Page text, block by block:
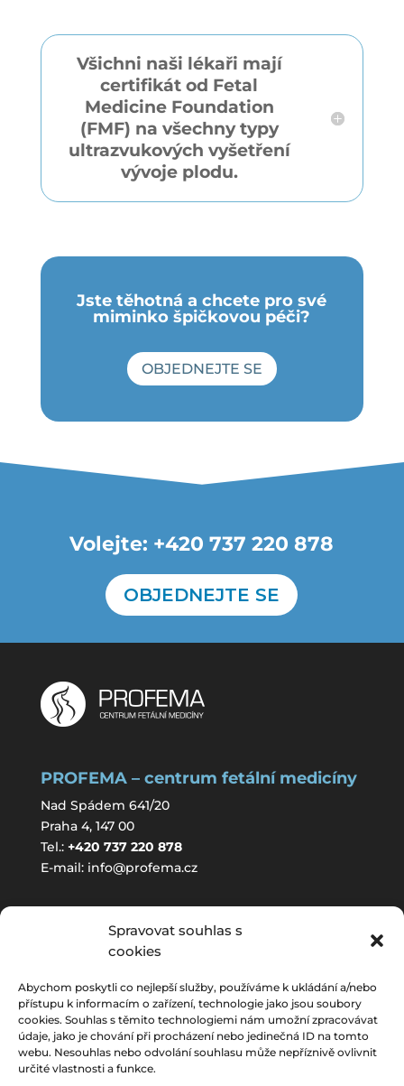
Spravovat souhlas s
cookies
Abychom poskytli co nejlepší služby, používáme k ukládání a/nebo
přístupu k informacím o zařízení, technologie jako jsou soubory
cookies. Souhlas s těmito technologiemi nám umožní zpracovávat
údaje, jako je chování při procházení nebo jedinečná ID na tomto
webu. Nesouhlas nebo odvolání souhlasu může nepříznivě ovlivnit
určité vlastnosti a funkce.
Všichni naši lékaři mají
certifikát od Fetal
Medicine Foundation
(FMF) na všechny typy
ultrazvukových vyšetření
vývoje plodu.
Jste těhotná a chcete pro své
miminko špičkovou péči?
OBJEDNEJTE SE
Volejte: +420 737 220 878
OBJEDNEJTE SE
PROFEMA – centrum fetální medicíny
Nad Spádem 641/20
Praha 4, 147 00
Tel.: +420 737 220 878
E-mail: info@profema.cz
ORDINAČNÍ DOBA
(pouze pro objednané pacientky)
Úterý:
7:00-16:30
Středa:
8:00-15:00
Čtvrtek:
7:00-14:00